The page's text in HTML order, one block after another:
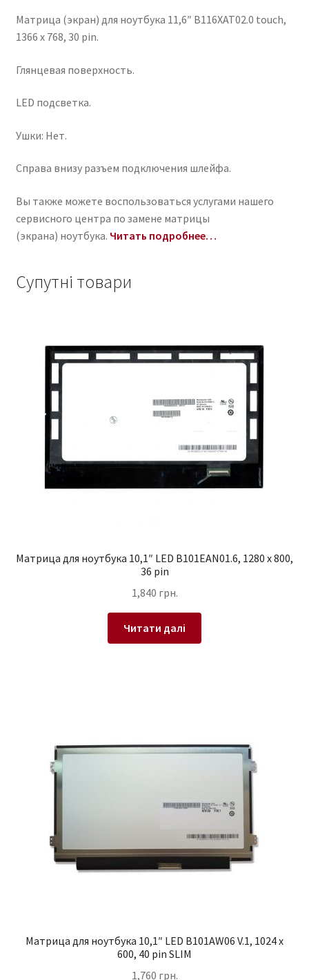
Матрица (экран) для ноутбука 11,6″ B116XAT02.0 touch,
1366 x 768, 30 pin.
Глянцевая поверхность.
LED подсветка.
Ушки: Нет.
Справа внизу разъем подключения шлейфа.
Вы также можете воспользоваться услугами нашего
сервисного центра по замене матрицы
(экрана) ноутбука. Читать подробнее…
Супутні товари
Матрица для ноутбука 10,1″ LED B101EAN01.6, 1280 x 800,
36 pin
1,840 грн.
Читати далі
Матрица для ноутбука 10,1″ LED B101AW06 V.1, 1024 x
600, 40 pin SLIM
1,760 грн.